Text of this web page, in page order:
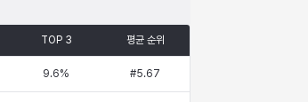
TOP 3 평균 순위
9.6% #5.67